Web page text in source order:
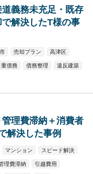
道義務未充足・既存
解決したT様の事
売却プラン 高津区
重債務 債務整理 違反建築
理費滞納＋消費者
解決した事例
マンション スピード解決
理費滞納 引越費用